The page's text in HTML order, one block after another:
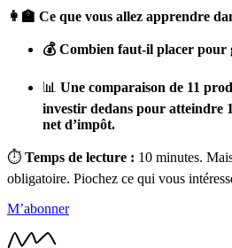
👩‍🏫 Ce que vous allez apprendre
💰 Combien faut-il placer pour
📊 Une comparaison de 11
investir dedans pour atteindre
net d’impôt.
⏱ Temps de lecture : 10 minutes.
obligatoire. Piochez ce qui vous
M’abonner